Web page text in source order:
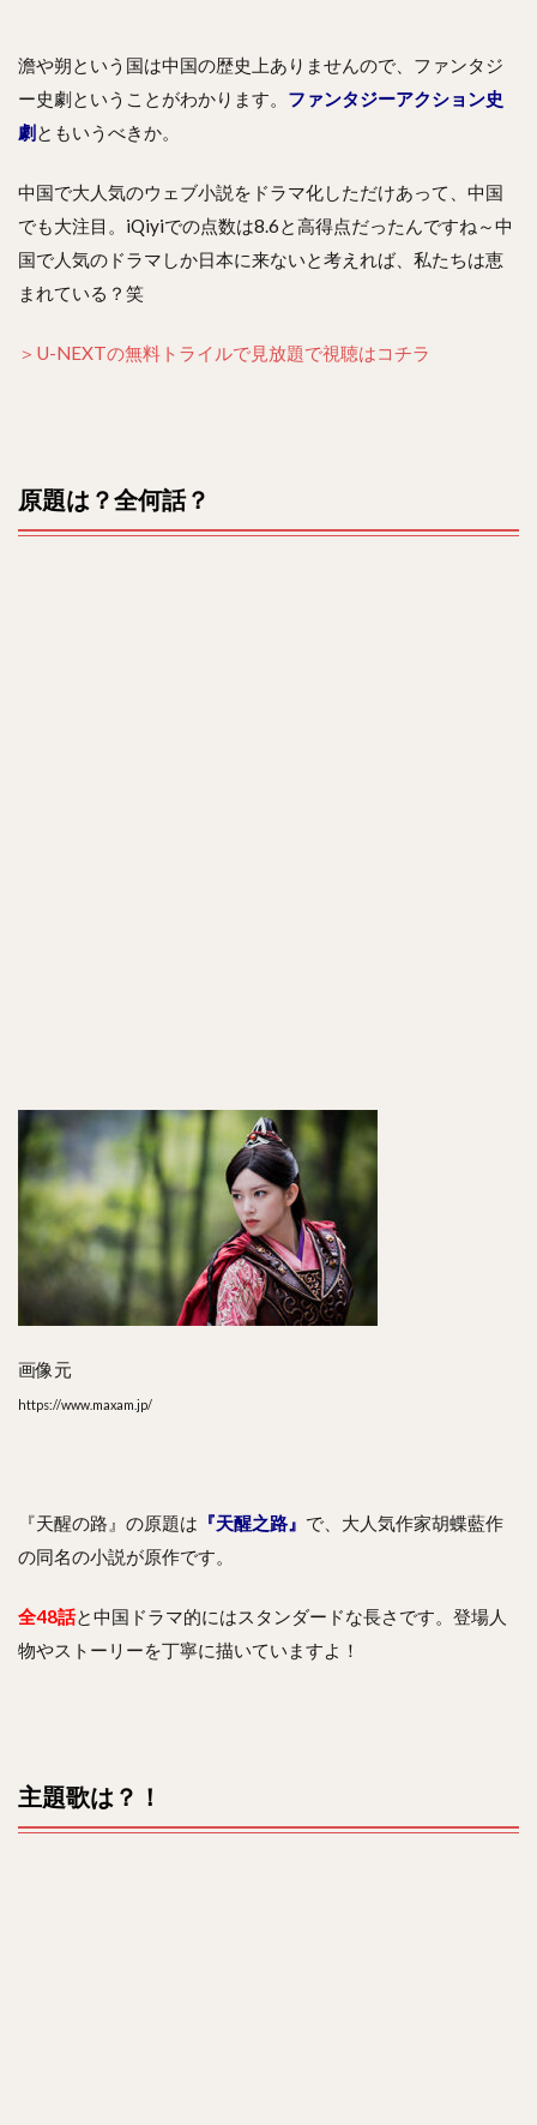
澹や朔という国は中国の歴史上ありませんので、ファンタジ
ー史劇ということがわかります。 ファンタジーアクション史
劇ともいうべきか。
中国で大人気のウェブ小説をドラマ化しただけあって、中国
でも大注目。iQiyiでの点数は8.6と高得点だったんですね～中
国で人気のドラマしか日本に来ないと考えれば、私たちは恵
まれている？笑
＞U-NEXTの無料トライルで見放題で視聴はコチラ
原題は？全何話？
画像元
https://www.maxam.jp/
『天醒の路』の原題は 『天醒之路』 で、大人気作家胡蝶藍作
の同名の小説が原作です。
全48話と中国ドラマ的にはスタンダードな長さです。登場人
物やストーリーを丁寧に描いていますよ！
主題歌は？！